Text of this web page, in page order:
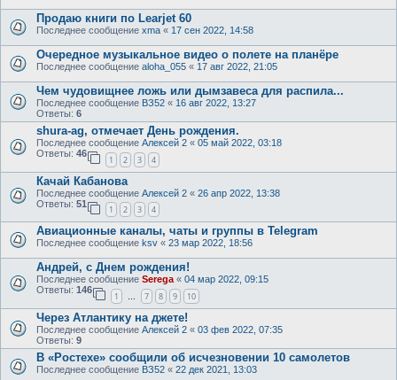
Продаю книги по Learjet 60
Последнее сообщение xma « 17 сен 2022, 14:58
Очередное музыкальное видео о полете на планёре
Последнее сообщение aloha_055 « 17 авг 2022, 21:05
Чем чудовищнее ложь или дымзавеса для распила...
Последнее сообщение ВЗ52 « 16 авг 2022, 13:27
Ответы: 6
shura-ag, отмечает День рождения.
Последнее сообщение Алексей 2 « 05 май 2022, 03:18
Ответы: 46
1 2 3 4
Качай Кабанова
Последнее сообщение Алексей 2 « 26 апр 2022, 13:38
Ответы: 51
1 2 3 4
Авиационные каналы, чаты и группы в Telegram
Последнее сообщение ksv « 23 мар 2022, 18:56
Андрей, с Днем рождения!
Последнее сообщение Serega « 04 мар 2022, 09:15
Ответы: 146
1 … 7 8 9 10
Через Атлантику на джете!
Последнее сообщение Алексей 2 « 03 фев 2022, 07:35
Ответы: 9
В «Ростехе» сообщили об исчезновении 10 самолетов
Последнее сообщение ВЗ52 « 22 дек 2021, 13:03